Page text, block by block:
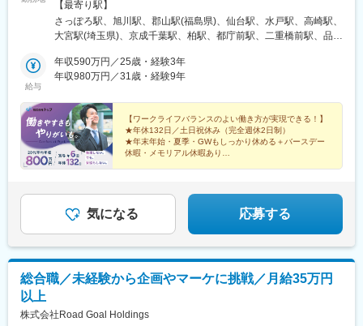
2-1-1 新宿三井ビル30F【名古屋本社】愛知県名古屋市中村区名駅
5-29-8 NOBUNAGA第一ビルディング■各拠点【北海道・東北】北
海道、宮城県、福島県【関東】東京都、神奈川県、埼玉県、千葉
【東海】愛知県、岐阜県、三重県、静岡県 【近
畿】大阪府、京都府、兵庫県、滋賀県【中国】島根県、広島県、
、鹿児島県※受動喫煙対策：屋内禁煙
【最寄り駅】
さっぽろ駅、旭川駅、郡山駅(福島県)、仙台駅、水戸駅、高崎駅、
大宮駅(埼玉県)、京成千葉駅、柏駅、都庁前駅、二重橋前駅、品川
藤沢駅、富山駅、福井駅、北鉄金沢駅、市役所前駅(長野県)、岐阜
駅、静岡駅、第一通り駅、国際センター駅、東岡崎駅、津駅、あ
陽姫路駅、神戸駅(兵庫県)、松江駅、岡山駅前駅、袋町駅、徳島
駅、高松駅(香川県)、大街道駅、博多駅、辛島町駅、小倉駅(福岡
県)、いづろ通駅、札幌駅、仙台駅(地下鉄)、千葉中央駅、西新宿
駅、東京駅、東池袋四丁目駅、立川駅、上野駅、横浜駅、福井駅
(福井県)、金沢駅、長野駅、名鉄岐阜駅、新静岡駅、新浜松駅、名
ば駅(地下鉄)、姫路駅、西元町駅、岡山駅、本通駅、眉山ロープウ
ェイ山麓駅、高松築港駅、勝山町駅、櫛田神社前駅、西辛島町
駅、日吉町駅、浜松駅、伏見駅(愛知県)、近鉄名古屋駅、四日市
駅、島ノ関駅、五条駅(京都市営)、梅田駅(地下鉄)、ＪＲ難波駅、
駅(福岡県)、慶徳校前駅、朝日通駅
給与
年収590万円／25歳・経験3年
年収980万円／31歳・経験9年
【ワークライフバランスのよい働き方が実現できる！】
★年休132日／土日祝休み（完全週休2日制）
★年末年始・夏季・GWもしっかり休める＋バースデー
休暇・メモリアル休暇あり
気になる 応募する
総合職／未経験から企画やマーケに挑戦／月給35万円
以上
株式会社Road Goal Holdings